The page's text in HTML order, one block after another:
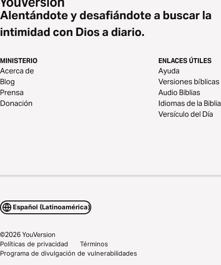
Alentándote y desafiándote a buscar la
intimidad con Dios a diario.
MINISTERIO
Acerca de
Blog
Prensa
Donación
ENLACES ÚTILES
Ayuda
Versiones bíblicas
Audio Biblias
Idiomas de la Biblia
Versículo del Día
Español (Latinoamérica)
©2026YouVersion
Políticas de privacidad
Términos
Programa de divulgación de vulnerabilidades